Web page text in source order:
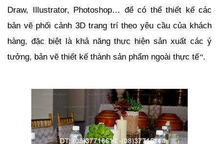
Draw, Illustrator, Photoshop… để có thể thiết kế các
bản vẽ phối cảnh 3D trang trí theo yêu cầu của khách
hàng, đặc biệt là khả năng thực hiện sản xuất các ý
tưởng, bản vẽ thiết kế thành sản phẩm ngoài thực tế“.